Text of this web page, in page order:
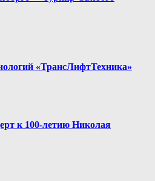
«ТрансЛифтТехника»
к 100-летию Николая